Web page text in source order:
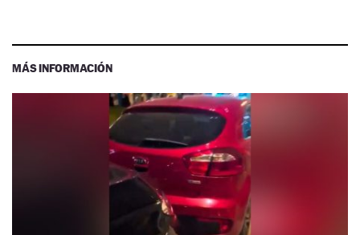
MÁS INFORMACIÓN